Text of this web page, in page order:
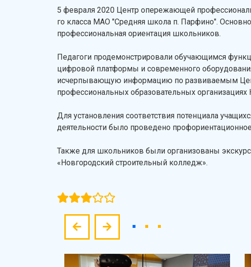
5 февраля 2020 Центр опережающей
го класса МАО "Средняя школа п. Парфино".
профессиональная ориентация школьников.
Педагоги продемонстрировали обучающимся
цифровой платформы и современного
исчерпывающую информацию по развиваемым
профессиональных образовательных организациях
Для установления соответствия потенциала
деятельности было проведено
Также для школьников были организованы
«Новгородский строительный колледж».